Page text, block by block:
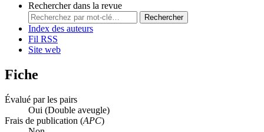
Rechercher dans la revue
Rechercher
Index des auteurs
Fil RSS
Site web
Fiche
Évalué par les pairs
Oui (Double aveugle)
Frais de publication (APC)